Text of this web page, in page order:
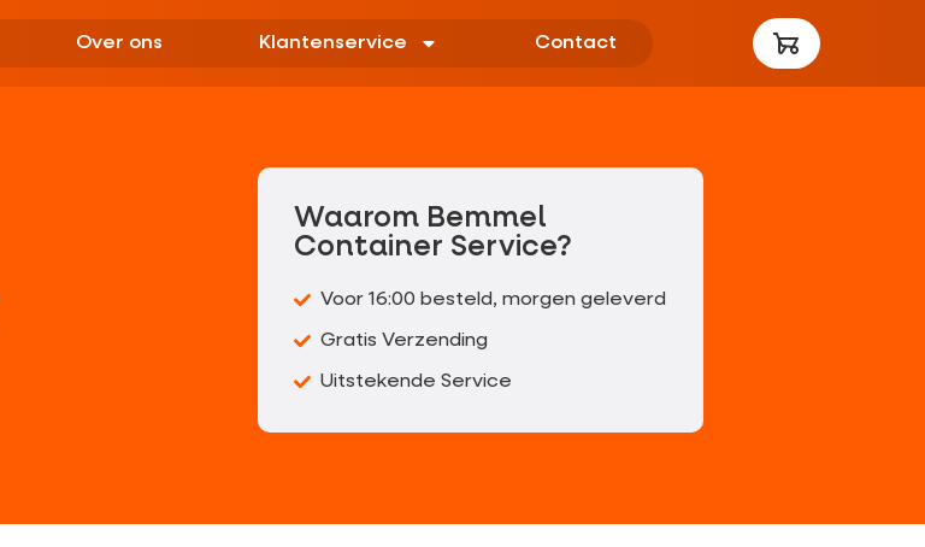
Over ons Klantenservice Contact
Waarom Bemmel
Container Service?
Voor 16:00 besteld, morgen geleverd
Gratis Verzending
Uitstekende Service